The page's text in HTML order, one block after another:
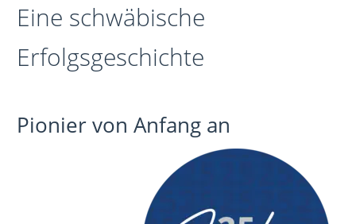
Eine schwäbische
Erfolgsgeschichte
Pionier von Anfang an